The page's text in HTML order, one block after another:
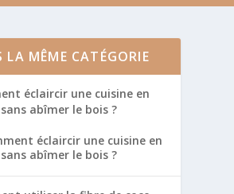
LA MÊME CATÉGORIE
éclaircir une cuisine en
abîmer le bois ?